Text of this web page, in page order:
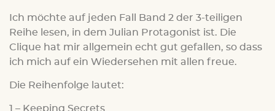
Ich möchte auf jeden Fall Band 2 der 3-teiligen
Reihe lesen, in dem Julian Protagonist ist. Die
Clique hat mir allgemein echt gut gefallen, so dass
ich mich auf ein Wiedersehen mit allen freue.
Die Reihenfolge lautet:
1 – Keeping Secrets